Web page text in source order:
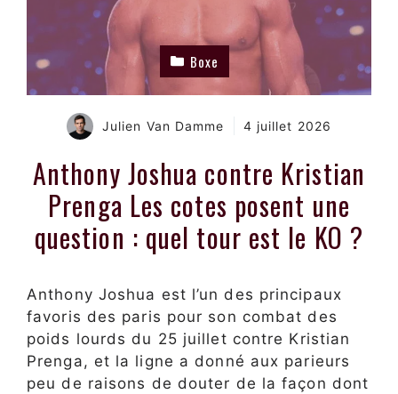
Boxe
Julien Van Damme 4 juillet 2026
Anthony Joshua contre Kristian
Prenga Les cotes posent une
question : quel tour est le KO ?
Anthony Joshua est l’un des principaux
favoris des paris pour son combat des
poids lourds du 25 juillet contre Kristian
Prenga, et la ligne a donné aux parieurs
peu de raisons de douter de la façon dont